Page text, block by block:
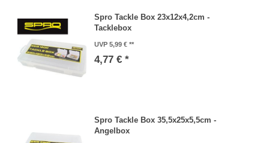
Spro Tackle Box 23x12x4,2cm -
Tacklebox
UVP 5,99 €
4,77 € *
Spro Tackle Box 35,5x25x5,5cm -
Angelbox